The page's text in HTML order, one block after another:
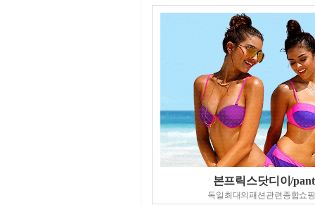
본프릭스닷디이/
독일최대의패션관련종합쇼